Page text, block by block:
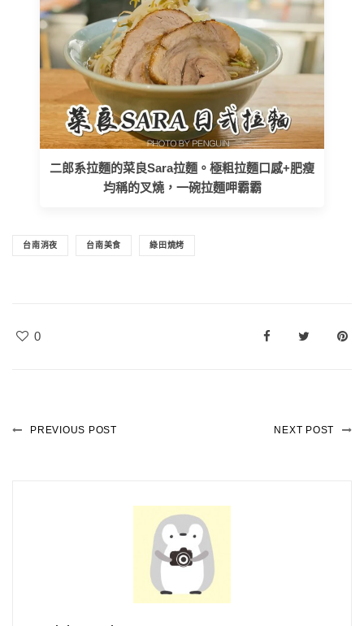
二郎系拉麵的菜良Sara拉麵。極粗拉麵口感+肥瘦
均稱的叉燒，一碗拉麵呷霸霸
台南消夜 台南美食 綠田燒烤
0
PREVIOUS POST NEXT POST